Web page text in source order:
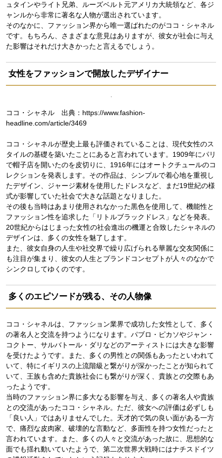
ュタインやライト兄弟、ルーズベルト元アメリカ大統領など、各ジ
ャンルから非常に著名な人物が選出されています。
そのなかに、ファッション界から唯一選ばれたのがココ・シャネル
です。もちろん、さまざまな意見はありますが、彼女が社会に与え
た影響はそれだけ大きかったと言えるでしょう。
女性をファッションで開放したデザイナー
ココ・シャネル 出典：https://www.fashion-
headline.com/article/3469
ココ・シャネルが歴史上最も評価されていることは、現代女性のス
タイルの基礎を築いたことにあると言われています。1909年にパリ
で帽子店を開いたのを皮切りに、1916年にはオートクチュールのコ
レクションを発表します。その作品は、シンプルで着心地を重視し
たデザイン、ジャージ素材を使用したドレスなど、まだ19世紀の様
式が影響していた社会で大きな話題となりました。
その後も当時はあまり使用されなかった黒色を使用して、機能性と
ファッション性を追求した「リトルブラックドレス」などを発表。
20世紀からはじまった女性の社会進出の機運と合致したシャネルの
デザインは、多くの女性を魅了します。
また、彼女自身の人生や社交界で繰り広げられる華麗な交友関係に
も注目が集まり、彼女の人生とブランドコンセプトが人々のなかで
シンクロしてゆくのです。
多くのエピソードが残る、その人物像
ココ・シャネルは、ファッション業界で成功した女性として、多く
の著名人と交流を持つようになります。パブロ・ピカソやジャン・
コクトー、サルバトール・ダリなどのアーティストには大きな影響
を受けたようです。また、多くの男性との関係もあったといわれて
いて、特にイギリスの上流階級と繋がりが深かったことが知られて
いて、王族も含めた貴族社会にも繋がりが深く、貴族との交際もあ
ったようです。
当時のファッション界に多大なる影響を与え、多くの著名人や貴族
との交流があったココ・シャネル。ただ、彼女への評価は必ずしも
「良い人」ではありませんでした。天才的で気の良い面がある一方
で、痛烈な皮肉家、破壊的な言動など、多面性を持つ女性だったと
言われています。また、多くの人々と交流があった故に、思想的な
面でも揺れ動いていたようで、第二次世界大戦時にはナチスドイツ